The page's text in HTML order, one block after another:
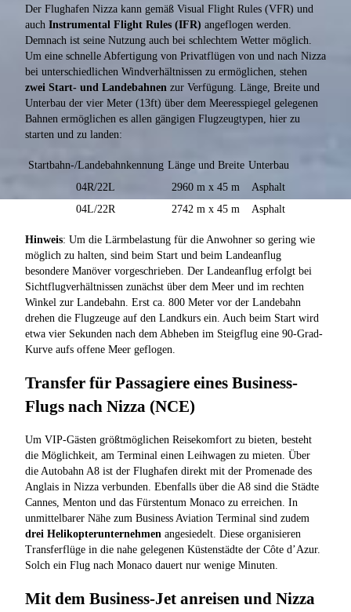
Der Flughafen Nizza kann gemäß Visual Flight Rules (VFR) und
auch Instrumental Flight Rules (IFR) angeflogen werden.
Demnach ist seine Nutzung auch bei schlechtem Wetter möglich.
Um eine schnelle Abfertigung von Privatflügen von und nach Nizza
bei unterschiedlichen Windverhältnissen zu ermöglichen, stehen
zwei Start- und Landebahnen zur Verfügung. Länge, Breite und
Unterbau der vier Meter (13ft) über dem Meeresspiegel gelegenen
Bahnen ermöglichen es allen gängigen Flugzeugtypen, hier zu
starten und zu landen:
Startbahn-/Landebahnkennung Länge und Breite Unterbau
04R/22L
2960 m x 45 m
Asphalt
04L/22R
2742 m x 45 m Asphalt
Hinweis: Um die Lärmbelastung für die Anwohner so gering wie
möglich zu halten, sind beim Start und beim Landeanflug
besondere Manöver vorgeschrieben. Der Landeanflug erfolgt bei
Sichtflugverhältnissen zunächst über dem Meer und im rechten
Winkel zur Landebahn. Erst ca. 800 Meter vor der Landebahn
drehen die Flugzeuge auf den Landkurs ein. Auch beim Start wird
etwa vier Sekunden nach dem Abheben im Steigflug eine 90-Grad-
Kurve aufs offene Meer geflogen.
Transfer für Passagiere eines Business-
Flugs nach Nizza (NCE)
Um VIP-Gästen größtmöglichen Reisekomfort zu bieten, besteht
die Möglichkeit, am Terminal einen Leihwagen zu mieten. Über
die Autobahn A8 ist der Flughafen direkt mit der Promenade des
Anglais in Nizza verbunden. Ebenfalls über die A8 sind die Städte
Cannes, Menton und das Fürstentum Monaco zu erreichen. In
unmittelbarer Nähe zum Business Aviation Terminal sind zudem
drei Helikopterunternehmen angesiedelt. Diese organisieren
Transferflüge in die nahe gelegenen Küstenstädte der Côte d’Azur.
Solch ein Flug nach Monaco dauert nur wenige Minuten.
Mit dem Business-Jet anreisen und Nizza